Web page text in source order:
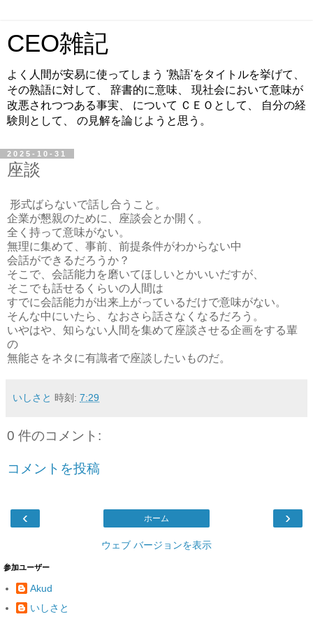
CEO雑記
よく人間が安易に使ってしまう '熟語'をタイトルを挙げて、
その熟語に対して、 辞書的に意味、 現社会において意味が
改悪されつつある事実、 について ＣＥＯとして、 自分の経
験則として、 の見解を論じようと思う。
2025-10-31
座談
形式ばらないで話し合うこと。
企業が懇親のために、座談会とか開く。
全く持って意味がない。
無理に集めて、事前、前提条件がわからない中
会話ができるだろうか？
そこで、会話能力を磨いてほしいとかいいだすが、
そこでも話せるくらいの人間は
すでに会話能力が出来上がっているだけで意味がない。
そんな中にいたら、なおさら話さなくなるだろう。
いやはや、知らない人間を集めて座談させる企画をする輩
の
無能さをネタに有識者で座談したいものだ。
いしさと 時刻: 7:29
0 件のコメント:
コメントを投稿
‹ ›
ホーム
ウェブ バージョンを表示
参加ユーザー
Akud
いしさと